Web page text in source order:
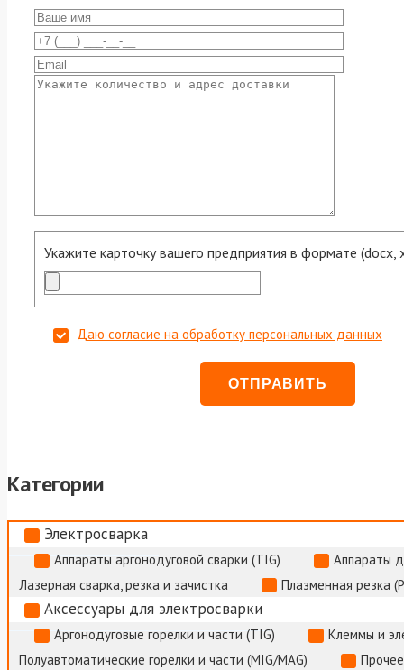
Укажите карточку вашего предприятия в формате (docx,
Даю согласие на обработку персональных данных
Категории
Электросварка
Аппараты аргонодуговой сварки (TIG)
Аппараты
Лазерная сварка, резка и зачистка
Плазменная резка
Аксессуары для электросварки
Аргонодуговые горелки и части (TIG)
Клеммы и
Полуавтоматические горелки и части (MIG/MAG)